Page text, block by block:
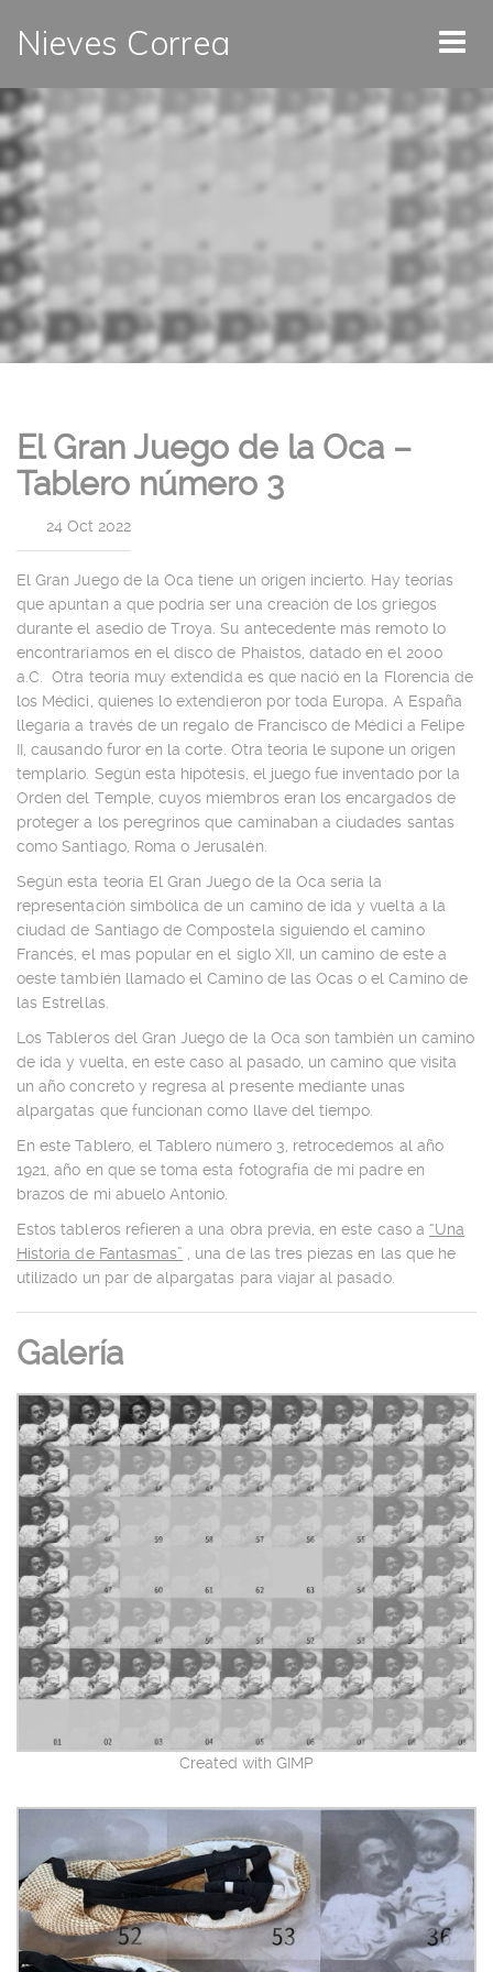
Nieves Correa
El Gran Juego de la Oca –
Tablero número 3
24 Oct 2022
El Gran Juego de la Oca tiene un origen incierto. Hay teorías
que apuntan a que podría ser una creación de los griegos
durante el asedio de Troya. Su antecedente más remoto lo
encontraríamos en el disco de Phaistos, datado en el 2000
a.C. Otra teoría muy extendida es que nació en la Florencia de
los Médici, quienes lo extendieron por toda Europa. A España
llegaría a través de un regalo de Francisco de Médici a Felipe
II, causando furor en la corte. Otra teoría le supone un origen
templario. Según esta hipótesis, el juego fue inventado por la
Orden del Temple, cuyos miembros eran los encargados de
proteger a los peregrinos que caminaban a ciudades santas
como Santiago, Roma o Jerusalén.
Según esta teoría El Gran Juego de la Oca sería la
representación simbólica de un camino de ida y vuelta a la
ciudad de Santiago de Compostela siguiendo el camino
Francés, el mas popular en el siglo XII, un camino de este a
oeste también llamado el Camino de las Ocas o el Camino de
las Estrellas.
Los Tableros del Gran Juego de la Oca son también un camino
de ida y vuelta, en este caso al pasado, un camino que visita
un año concreto y regresa al presente mediante unas
alpargatas que funcionan como llave del tiempo.
En este Tablero, el Tablero número 3, retrocedemos al año
1921, año en que se toma esta fotografía de mi padre en
brazos de mi abuelo Antonio.
Estos tableros refieren a una obra previa, en este caso a “Una
Historia de Fantasmas” , una de las tres piezas en las que he
utilizado un par de alpargatas para viajar al pasado.
Galería
Created with GIMP